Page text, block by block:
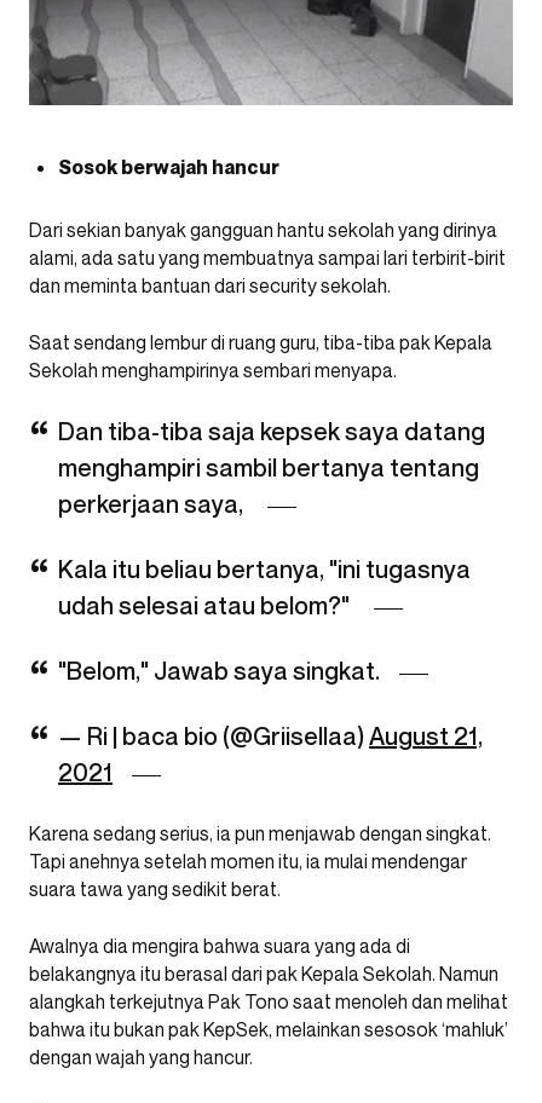
Sosok berwajah hancur
Dari sekian banyak gangguan hantu sekolah yang dirinya
alami, ada satu yang membuatnya sampai lari terbirit-birit
dan meminta bantuan dari security sekolah.
Saat sendang lembur di ruang guru, tiba-tiba pak Kepala
Sekolah menghampirinya sembari menyapa.
Dan tiba-tiba saja kepsek saya datang
menghampiri sambil bertanya tentang
perkerjaan saya,
Kala itu beliau bertanya, "ini tugasnya
udah selesai atau belom?"
"Belom," Jawab saya singkat.
— Ri | baca bio (@Griisellaa) August 21,
2021
Karena sedang serius, ia pun menjawab dengan singkat.
Tapi anehnya setelah momen itu, ia mulai mendengar
suara tawa yang sedikit berat.
Awalnya dia mengira bahwa suara yang ada di
belakangnya itu berasal dari pak Kepala Sekolah. Namun
alangkah terkejutnya Pak Tono saat menoleh dan melihat
bahwa itu bukan pak KepSek, melainkan sesosok ‘mahluk’
dengan wajah yang hancur.